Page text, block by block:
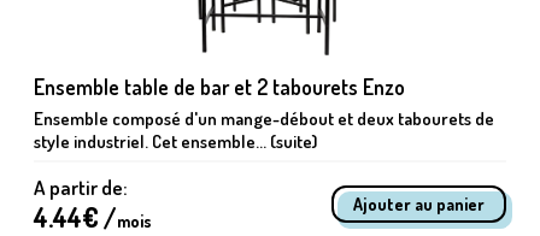
Ensemble table de bar et 2 tabourets Enzo
Ensemble composé d'un mange-débout et deux tabourets de
style industriel. Cet ensemble... (suite)
A partir de:
4.44€ /mois